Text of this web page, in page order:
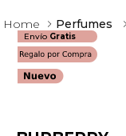
Perfumes
Envío Gratis